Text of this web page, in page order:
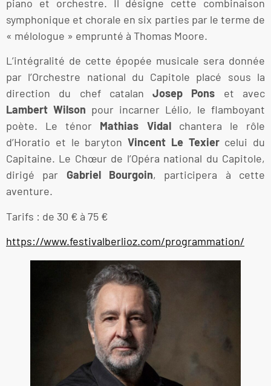
piano et orchestre. Il désigne cette combinaison
symphonique et chorale en six parties par le terme de
« mélologue » emprunté à Thomas Moore.
L’intégralité de cette épopée musicale sera donnée
par l’Orchestre national du Capitole placé sous la
direction du chef catalanJosep Pons et avec
Lambert Wilson pour incarner Lélio, le flamboyant
poète. Le ténor Mathias Vidalchantera le rôle
d’Horatio et le baryton Vincent Le Texiercelui du
Capitaine. Le Chœur de l’Opéra national du Capitole,
dirigé par Gabriel Bourgoin, participera à cette
aventure.
Tarifs : de 30 € à 75 €
https://www.festivalberlioz.com/programmation/